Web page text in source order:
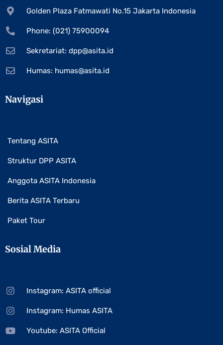
Golden Plaza Fatmawati No.15 Jakarta Indonesia
Phone: (021) 75900094
Sekretariat: dpp@asita.id
Humas: humas@asita.id
Navigasi
Tentang ASITA
Struktur DPP ASITA
Anggota ASITA Indonesia
Berita ASITA Terbaru
Paket Tour
Sosial Media
Instagram: ASITA official
Instagram: Humas ASITA
Youtube: ASITA Official